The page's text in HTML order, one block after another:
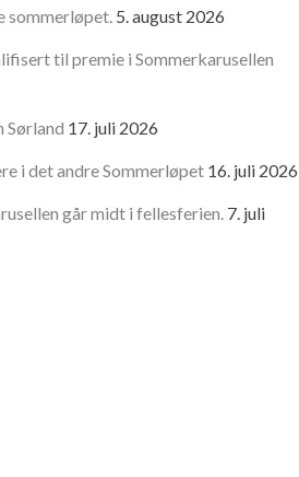
sommerløpet. 5. august 2026
til premie i Sommerkarusellen
Sørland 17. juli 2026
i det andre Sommerløpet 16. juli 2026
går midt i fellesferien. 7. juli